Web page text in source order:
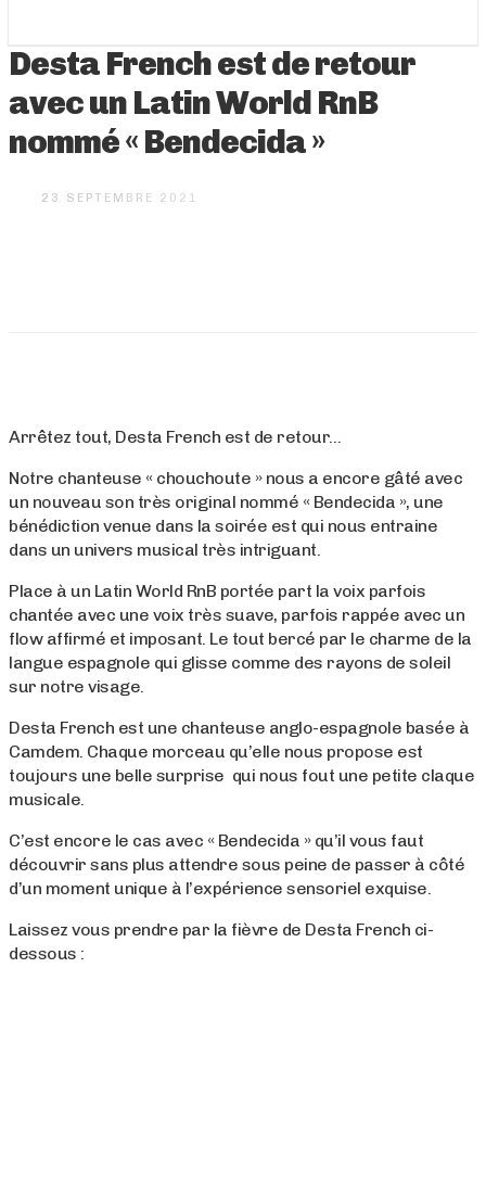
Desta French est de retour
avec un Latin World RnB
nommé « Bendecida »
23 SEPTEMBRE 2021
Arrêtez tout, Desta French est de retour…
Notre chanteuse « chouchoute » nous a encore gâté avec
un nouveau son très original nommé « Bendecida », une
bénédiction venue dans la soirée est qui nous entraine
dans un univers musical très intriguant.
Place à un Latin World RnB portée part la voix parfois
chantée avec une voix très suave, parfois rappée avec un
flow affirmé et imposant. Le tout bercé par le charme de la
langue espagnole qui glisse comme des rayons de soleil
sur notre visage.
Desta French est une chanteuse anglo-espagnole basée à
Camdem. Chaque morceau qu’elle nous propose est
toujours une belle surprise qui nous fout une petite claque
musicale.
C’est encore le cas avec « Bendecida » qu’il vous faut
découvrir sans plus attendre sous peine de passer à côté
d’un moment unique à l’expérience sensoriel exquise.
Laissez vous prendre par la fièvre de Desta French ci-
dessous :